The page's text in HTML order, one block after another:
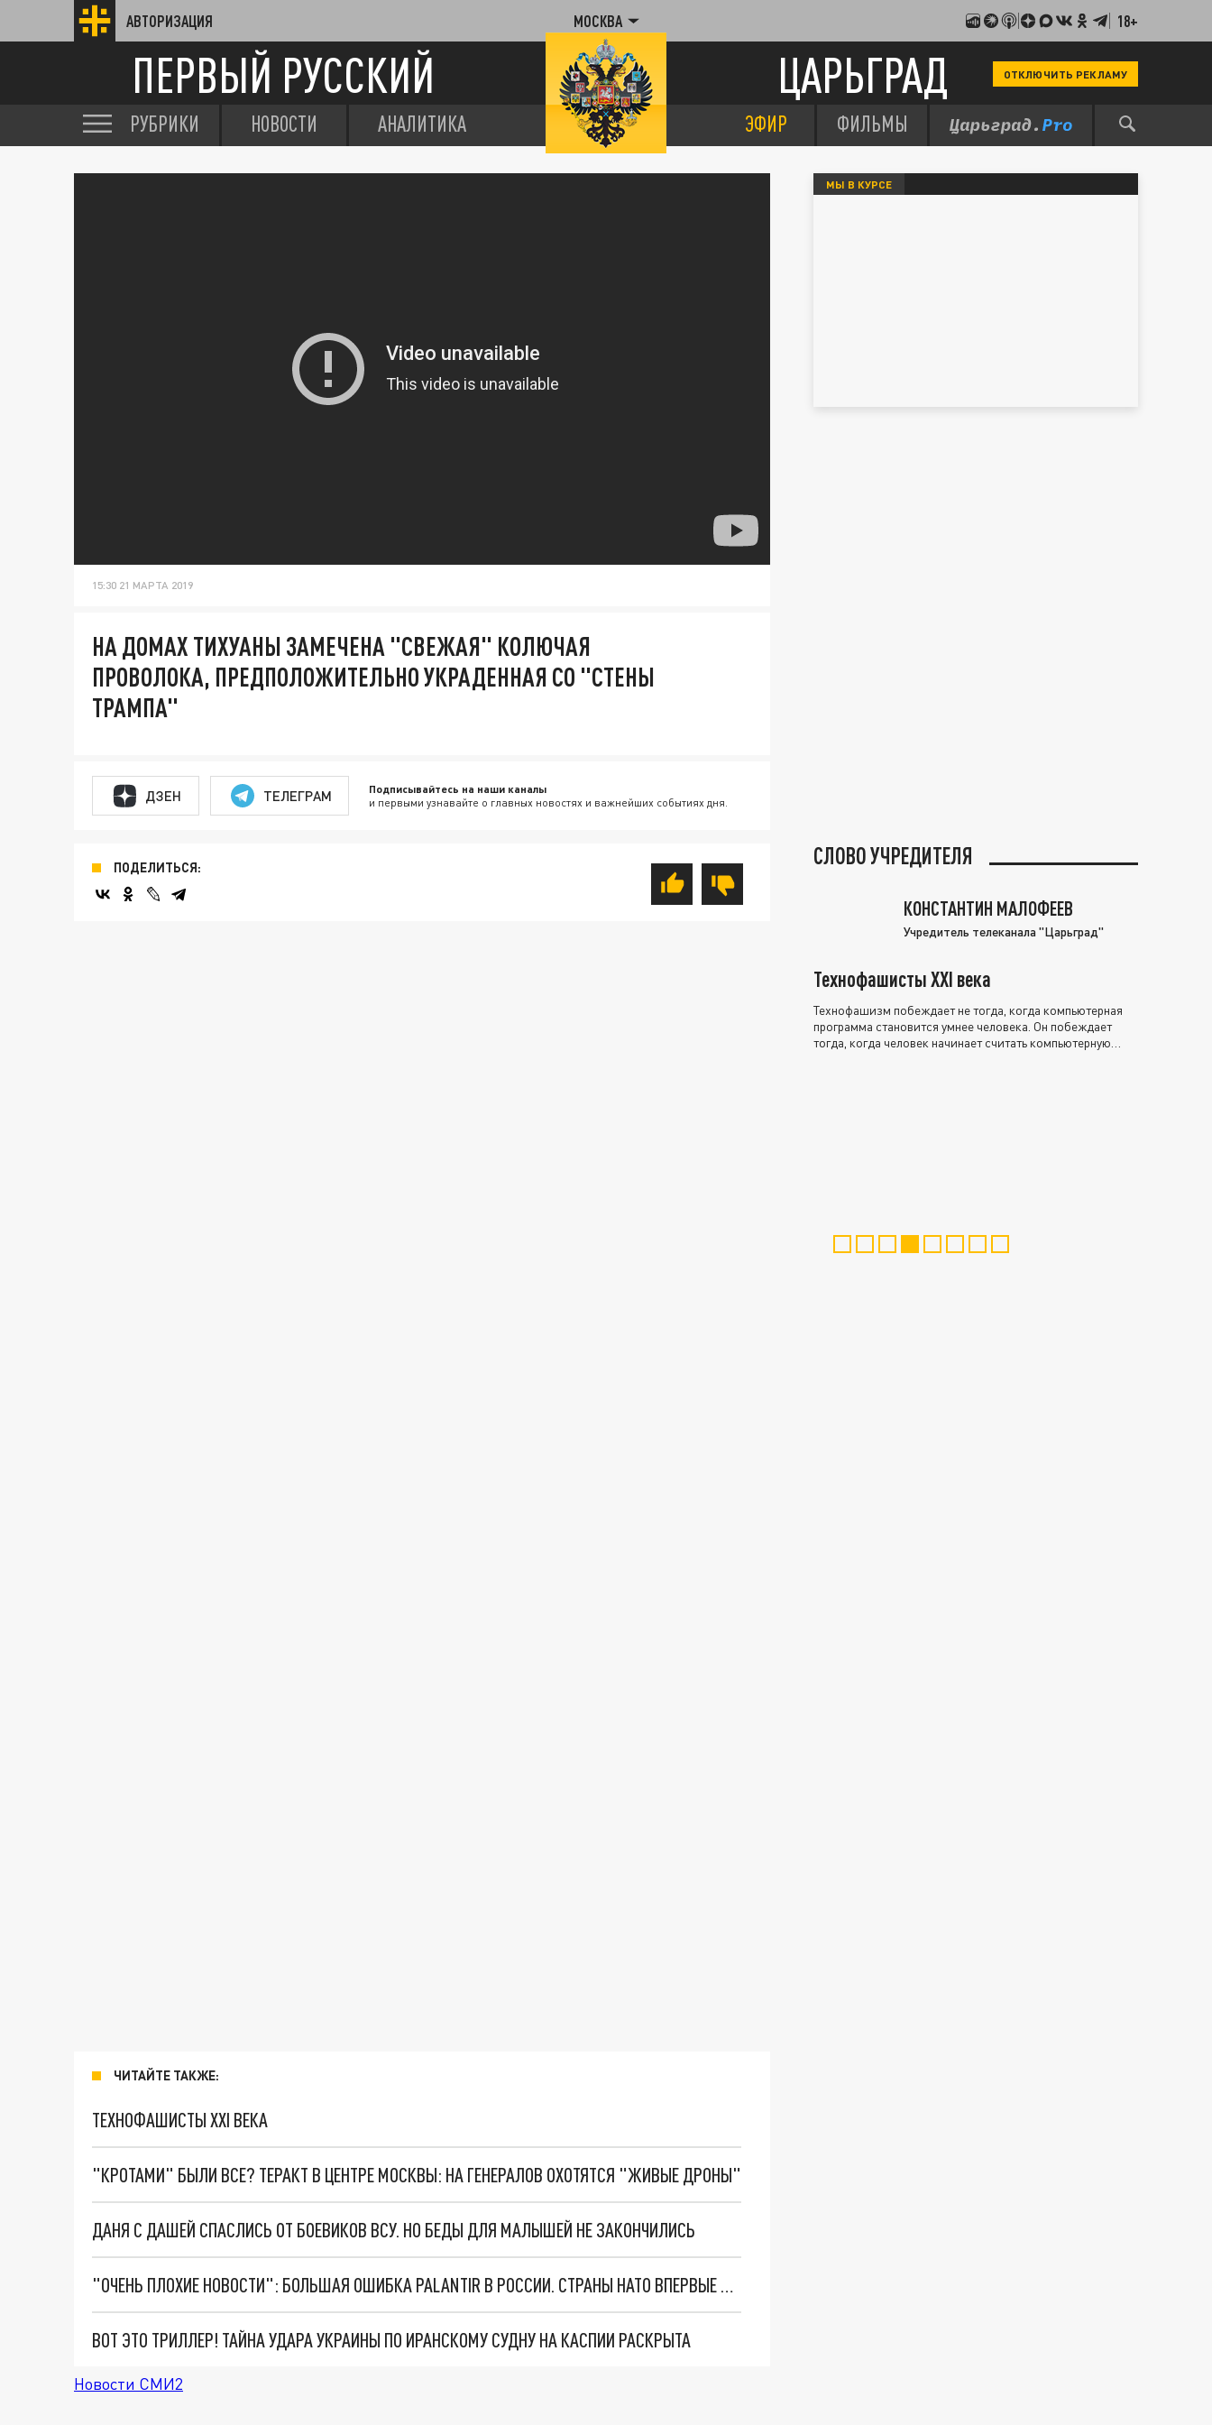
АВТОРИЗАЦИЯ МОСКВА 18+
ПЕРВЫЙ РУССКИЙ ЦАРЬГРАД ОТКЛЮЧИТЬ РЕКЛАМУ
РУБРИКИ НОВОСТИ АНАЛИТИКА ЭФИР ФИЛЬМЫ
15:30 21 МАРТА 2019
НА ДОМАХ ТИХУАНЫ ЗАМЕЧЕНА "СВЕЖАЯ" КОЛЮЧАЯ
ПРОВОЛОКА, ПРЕДПОЛОЖИТЕЛЬНО УКРАДЕННАЯ СО "СТЕНЫ
ТРАМПА"
ДЗЕН ТЕЛЕГРАМ Подписывайтесь на наши каналы
и первыми узнавайте о главных новостях и важнейших событиях дня.
ПОДЕЛИТЬСЯ:
ЧИТАЙТЕ ТАКЖЕ:
ТЕХНОФАШИСТЫ XXI ВЕКА
"КРОТАМИ" БЫЛИ ВСЕ? ТЕРАКТ В ЦЕНТРЕ МОСКВЫ: НА ГЕНЕРАЛОВ ОХОТЯТСЯ "ЖИВЫЕ ДРОНЫ"
ДАНЯ С ДАШЕЙ СПАСЛИСЬ ОТ БОЕВИКОВ ВСУ. НО БЕДЫ ДЛЯ МАЛЫШЕЙ НЕ ЗАКОНЧИЛИСЬ
"ОЧЕНЬ ПЛОХИЕ НОВОСТИ": БОЛЬШАЯ ОШИБКА PALANTIR В РОССИИ. СТРАНЫ НАТО ВПЕРВЫЕ ЗА СВО ОСТАНОВИЛИ ПОСТАВКИ ОРУЖИЯ. ВСУ ТЕРЯЮТ ПРИГРАНИЧЬЕ?
ВОТ ЭТО ТРИЛЛЕР! ТАЙНА УДАРА УКРАИНЫ ПО ИРАНСКОМУ СУДНУ НА КАСПИИ РАСКРЫТА
Новости СМИ2
МЫ В КУРСЕ
СЛОВО УЧРЕДИТЕЛЯ
КОНСТАНТИН МАЛОФЕЕВ
Учредитель телеканала "Царьград"
Технофашисты XXI века
Технофашизм побеждает не тогда, когда компьютерная
программа становится умнее человека. Он побеждает
тогда, когда человек начинает считать компьютерную